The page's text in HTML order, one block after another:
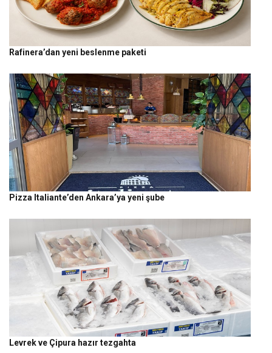
Rafinera’dan yeni beslenme paketi
Pizza Italiante’den Ankara’ya yeni şube
Levrek ve Çipura hazır tezgahta